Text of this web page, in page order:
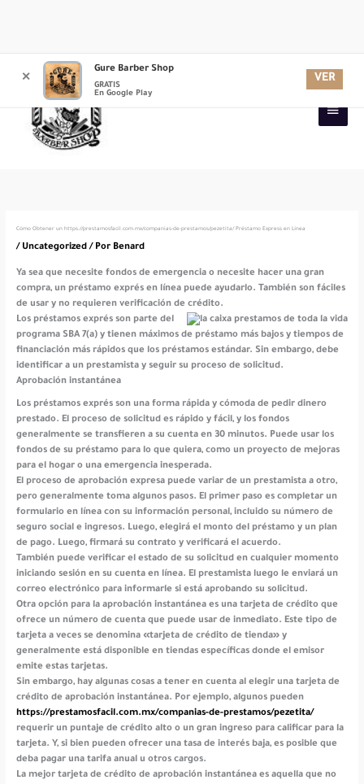
Menú
Cómo Obtener un https://prestamosfacil.com.mx/companias-de-prestamos/pezetita/ Préstamo Express en Línea
/ Uncategorized/ Por Benard
Ya sea que necesite fondos de emergencia o necesite hacer una gran
compra, un préstamo exprés en línea puede ayudarlo. También son fáciles
de usar y no requieren verificación de crédito.
Los préstamos exprés son parte del
programa SBA 7(a) y tienen máximos de préstamo más bajos y tiempos de
financiación más rápidos que los préstamos estándar. Sin embargo, debe
identificar a un prestamista y seguir su proceso de solicitud.
Aprobación instantánea
Los préstamos exprés son una forma rápida y cómoda de pedir dinero
prestado. El proceso de solicitud es rápido y fácil, y los fondos
generalmente se transfieren a su cuenta en 30 minutos. Puede usar los
fondos de su préstamo para lo que quiera, como un proyecto de mejoras
para el hogar o una emergencia inesperada.
El proceso de aprobación expresa puede variar de un prestamista a otro,
pero generalmente toma algunos pasos. El primer paso es completar un
formulario en línea con su información personal, incluido su número de
seguro social e ingresos. Luego, elegirá el monto del préstamo y un plan
de pago. Luego, firmará su contrato y verificará el acuerdo.
También puede verificar el estado de su solicitud en cualquier momento
iniciando sesión en su cuenta en línea. El prestamista luego le enviará un
correo electrónico para informarle si está aprobando su solicitud.
Otra opción para la aprobación instantánea es una tarjeta de crédito que
ofrece un número de cuenta que puede usar de inmediato. Este tipo de
tarjeta a veces se denomina «tarjeta de crédito de tienda» y
generalmente está disponible en tiendas específicas donde el emisor
emite estas tarjetas.
Sin embargo, hay algunas cosas a tener en cuenta al elegir una tarjeta de
crédito de aprobación instantánea. Por ejemplo, algunos pueden
https://prestamosfacil.com.mx/companias-de-prestamos/pezetita/
requerir un puntaje de crédito alto o un gran ingreso para calificar para la
tarjeta. Y, si bien pueden ofrecer una tasa de interés baja, es posible que
deba pagar una tarifa anual u otros cargos.
La mejor tarjeta de crédito de aprobación instantánea es aquella que no
✕
Gure Barber Shop
GRATIS
En Google Play
VER